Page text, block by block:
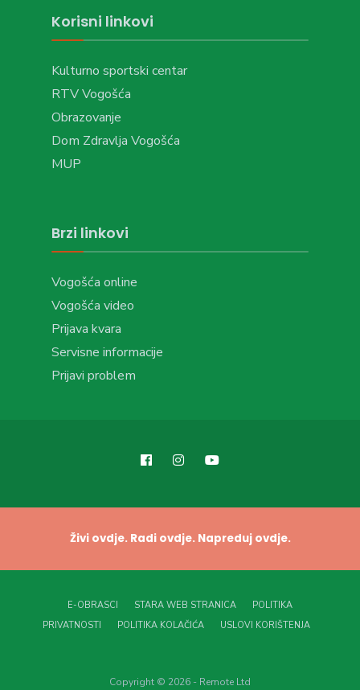
Korisni linkovi
Kulturno sportski centar
RTV Vogošća
Obrazovanje
Dom Zdravlja Vogošća
MUP
Brzi linkovi
Vogošća online
Vogošća video
Prijava kvara
Servisne informacije
Prijavi problem
Živi ovdje. Radi ovdje. Napreduj ovdje.
E-OBRASCI STARA WEB STRANICA
POLITIKA
PRIVATNOSTI
POLITIKA KOLAČIĆA USLOVI KORIŠTENJA
Copyright © 2026 - Remote Ltd